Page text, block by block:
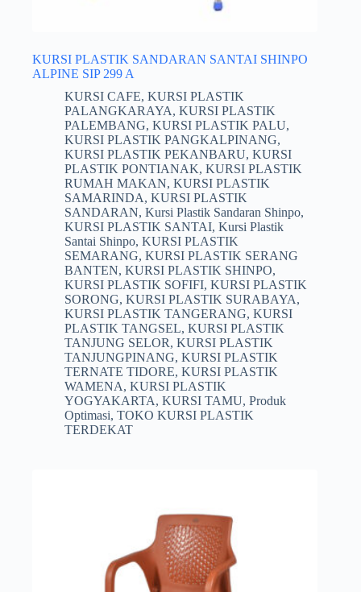
KURSI PLASTIK SANDARAN SANTAI SHINPO
ALPINE SIP 299 A
KURSI CAFE, KURSI PLASTIK
PALANGKARAYA, KURSI PLASTIK
PALEMBANG, KURSI PLASTIK PALU,
KURSI PLASTIK PANGKALPINANG,
KURSI PLASTIK PEKANBARU, KURSI
PLASTIK PONTIANAK, KURSI PLASTIK
RUMAH MAKAN, KURSI PLASTIK
SAMARINDA, KURSI PLASTIK
SANDARAN, Kursi Plastik Sandaran Shinpo,
KURSI PLASTIK SANTAI, Kursi Plastik
Santai Shinpo, KURSI PLASTIK
SEMARANG, KURSI PLASTIK SERANG
BANTEN, KURSI PLASTIK SHINPO,
KURSI PLASTIK SOFIFI, KURSI PLASTIK
SORONG, KURSI PLASTIK SURABAYA,
KURSI PLASTIK TANGERANG, KURSI
PLASTIK TANGSEL, KURSI PLASTIK
TANJUNG SELOR, KURSI PLASTIK
TANJUNGPINANG, KURSI PLASTIK
TERNATE TIDORE, KURSI PLASTIK
WAMENA, KURSI PLASTIK
YOGYAKARTA, KURSI TAMU, Produk
Optimasi, TOKO KURSI PLASTIK
TERDEKAT